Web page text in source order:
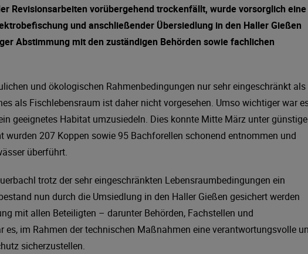
Revisionsarbeiten vorübergehend trockenfällt, wurde vorsorglich eine
und anschließender Übersiedlung in den Haller Gießen
Abstimmung mit den zuständigen Behörden sowie fachlichen
und ökologischen Rahmenbedingungen nur sehr eingeschränkt als
als Fischlebensraum ist daher nicht vorgesehen. Umso wichtiger war
geeignetes Habitat umzusiedeln. Dies konnte Mitte März unter
wurden 207 Koppen sowie 95 Bachforellen schonend entnommen und
überführt.
trotz der sehr eingeschränkten Lebensraumbedingungen ein
nun durch die Umsiedlung in den Haller Gießen gesichert werden
mit allen Beteiligten – darunter Behörden, Fachstellen und
es, im Rahmen der technischen Maßnahmen eine verantwortungsvolle
sicherzustellen.